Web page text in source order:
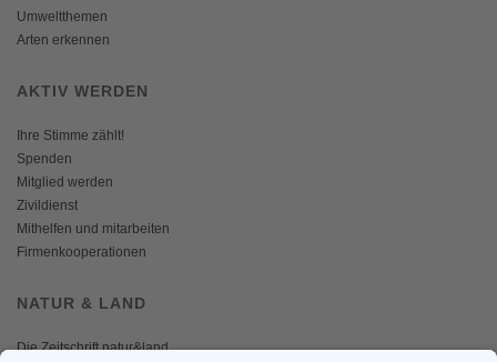
Umweltthemen
Arten erkennen
AKTIV WERDEN
Ihre Stimme zählt!
Spenden
Mitglied werden
Zivildienst
Mithelfen und mitarbeiten
Firmenkooperationen
NATUR & LAND
Die Zeitschrift natur&land